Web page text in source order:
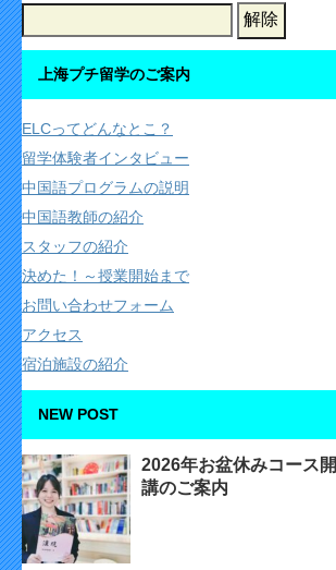
上海プチ留学のご案内
ELCってどんなとこ？
留学体験者インタビュー
中国語プログラムの説明
中国語教師の紹介
スタッフの紹介
決めた！～授業開始まで
お問い合わせフォーム
アクセス
宿泊施設の紹介
NEW POST
2026年お盆休みコース開
講のご案内